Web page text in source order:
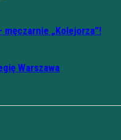
męczarnie „Kolejorza”!
Warszawa